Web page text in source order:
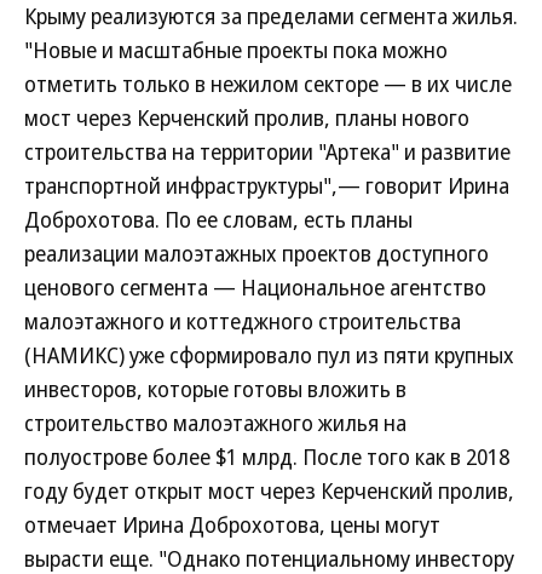
Крыму реализуются за пределами сегмента жилья.
"Новые и масштабные проекты пока можно
отметить только в нежилом секторе — в их числе
мост через Керченский пролив, планы нового
строительства на территории "Артека" и развитие
транспортной инфраструктуры",— говорит Ирина
Доброхотова. По ее словам, есть планы
реализации малоэтажных проектов доступного
ценового сегмента — Национальное агентство
малоэтажного и коттеджного строительства
(НАМИКС) уже сформировало пул из пяти крупных
инвесторов, которые готовы вложить в
строительство малоэтажного жилья на
полуострове более $1 млрд. После того как в 2018
году будет открыт мост через Керченский пролив,
отмечает Ирина Доброхотова, цены могут
вырасти еще. "Однако потенциальному инвестору